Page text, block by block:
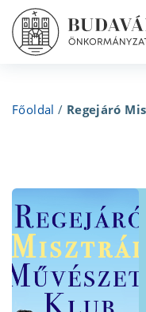
Főoldal / Regejáró